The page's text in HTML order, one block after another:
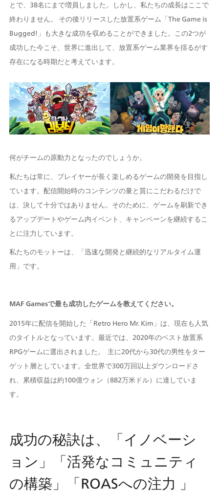
とで、38名にまで増員しました。しかし、私たちの成長はここで
終わりません。 その後リリースした放置系ゲーム「The Game is
Bugged!」も大きな成功を収めることができました。この2つが
成功した今こそ、世界に進出して、放置系ゲーム業界を揺るがす
存在になる時期だと考えています。
何がチームの原動力となったのでしょうか。
私たちは常に、プレイヤーが長く楽しめるゲームの開発を目指し
ています。配信開始時のコンテンツの量と質にこだわるだけで
は、決して十分ではありません。そのために、ゲームを刷新でき
るアップデートやゲーム内イベント、キャンペーンを継続するこ
とに注力しています。
私たちのモットーは、「迅速な開発と継続的なリアルタイム運
用」です。
MAF Gamesで最も成功したゲームを教えてください。
2015年に配信を開始した「Retro Hero Mr. Kim」は、現在も人気
のタイトルとなっています。最近では、2020年のベスト放置系
RPGゲームに選出されました。  主に20代から30代の男性をター
ゲット層としています。全世界で300万回以上ダウンロードさ
れ、累積収益は約100億ウォン（882万米ドル）に達していま
す。
成功の秘訣は、「イノベーシ
ョン」「活発なコミュニティ
の構築」「ROASへの注力 」